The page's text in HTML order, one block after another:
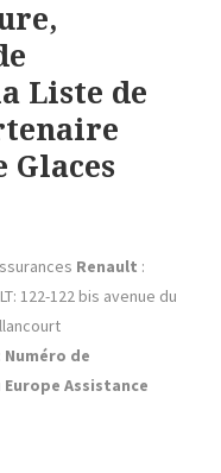
Liste de
Renault :
122-122 bis avenue du
Numéro de
Europe Assistance